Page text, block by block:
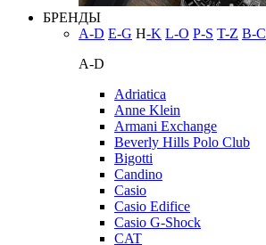
БРЕНДЫ
A-D E-G H-K L-O P-S T-Z В-С
A-D
Adriatica
Anne Klein
Armani Exchange
Beverly Hills Polo Club
Bigotti
Candino
Casio
Casio Edifice
Casio G-Shock
CAT